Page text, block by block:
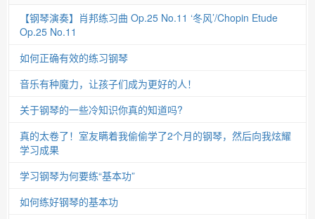
【钢琴演奏】肖邦练习曲 Op.25 No.11 ‘冬风’/Chopin Etude
Op.25 No.11
如何正确有效的练习钢琴
音乐有种魔力，让孩子们成为更好的人！
关于钢琴的一些冷知识你真的知道吗?
真的太卷了！室友瞒着我偷偷学了2个月的钢琴，然后向我炫耀
学习成果
学习钢琴为何要练“基本功”
如何练好钢琴的基本功